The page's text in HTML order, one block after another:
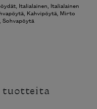
, Italialainen, Italialainen
, Kahvipöytä, Mirto
, Sohvapöytä
tuotteita